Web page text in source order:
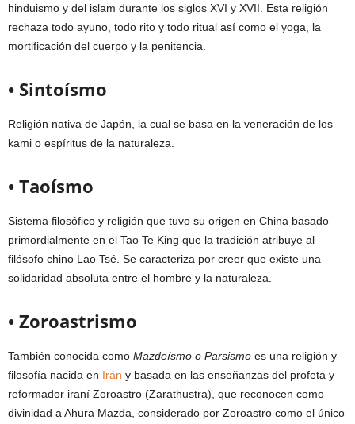
hinduismo y del islam durante los siglos XVI y XVII. Esta religión
rechaza todo ayuno, todo rito y todo ritual así como el yoga, la
mortificación del cuerpo y la penitencia.
• Sintoísmo
Religión nativa de Japón, la cual se basa en la veneración de los
kami o espíritus de la naturaleza.
• Taoísmo
Sistema filosófico y religión que tuvo su origen en China basado
primordialmente en el Tao Te King que la tradición atribuye al
filósofo chino Lao Tsé. Se caracteriza por creer que existe una
solidaridad absoluta entre el hombre y la naturaleza.
• Zoroastrismo
También conocida como Mazdeísmo o Parsismo es una religión y
filosofía nacida en Irán y basada en las enseñanzas del profeta y
reformador iraní Zoroastro (Zarathustra), que reconocen como
divinidad a Ahura Mazda, considerado por Zoroastro como el único